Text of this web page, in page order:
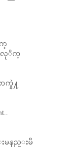
လုိက္
က္နဲ႔
မနည္းမိ